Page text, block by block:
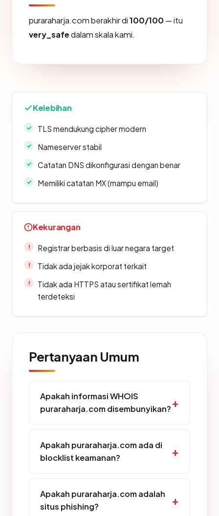
puraraharja.com berakhir di100/100 — itu
very_safedalam skala kami.
Kelebihan
TLS mendukung cipher modern
Nameserver stabil
Catatan DNS dikonfigurasi dengan benar
Memiliki catatan MX (mampu email)
Kekurangan
Registrar berbasis di luar negara target
Tidak ada jejak korporat terkait
Tidak ada HTTPS atau sertifikat lemah
terdeteksi
Pertanyaan Umum
Apakah informasi WHOIS
puraraharja.com disembunyikan?
Apakah puraraharja.com ada di
blocklist keamanan?
Apakah puraraharja.com adalah
situs phishing?